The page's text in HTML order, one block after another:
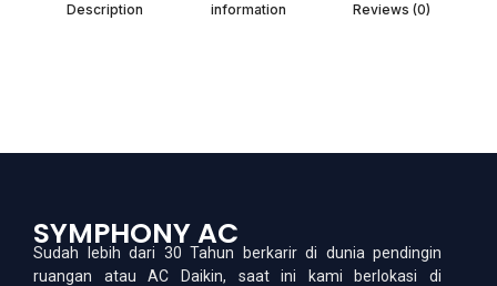
Description
information
Reviews (0)
SYMPHONY AC
Sudah lebih dari 30 Tahun berkarir di dunia pendingin
ruangan atau AC Daikin, saat ini kami berlokasi di